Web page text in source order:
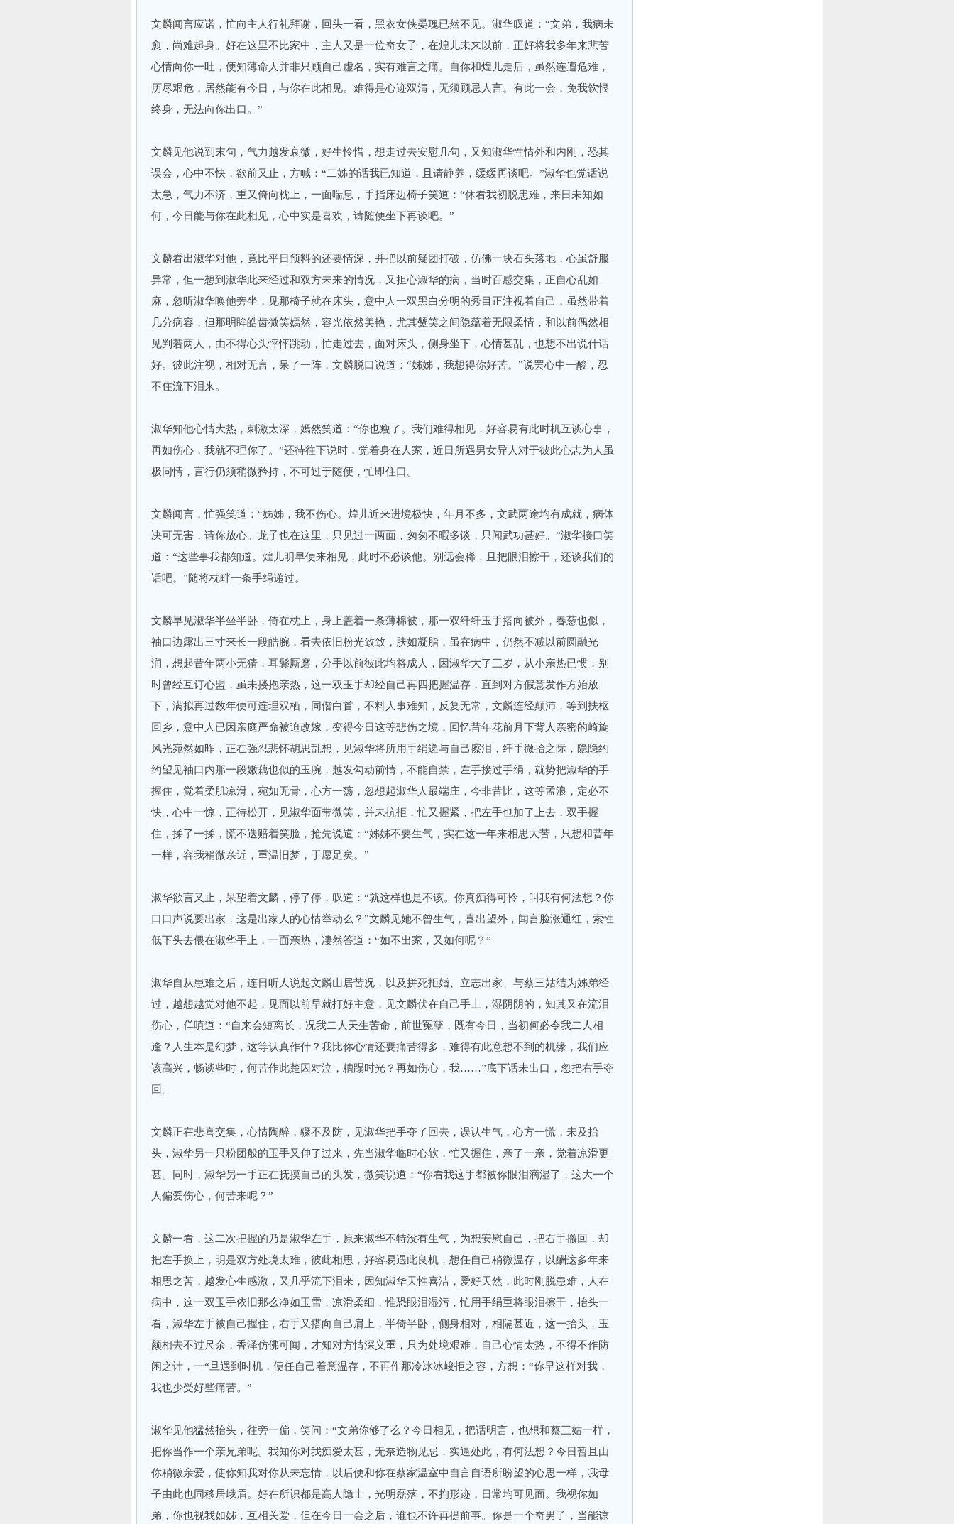
文麟闻言应诺，忙向主人行礼拜谢，回头一看，黑衣女侠晏瑰已然不见。淑华叹道：“文弟，我病未
愈，尚难起身。好在这里不比家中，主人又是一位奇女子，在煌儿未来以前，正好将我多年来悲苦
心情向你一吐，便知薄命人并非只顾自己虚名，实有难言之痛。自你和煌儿走后，虽然连遭危难，
历尽艰危，居然能有今日，与你在此相见。难得是心迹双清，无须顾忌人言。有此一会，免我饮恨
终身，无法向你出口。”
文麟见他说到末句，气力越发衰微，好生怜惜，想走过去安慰几句，又知淑华性情外和内刚，恐其
误会，心中不快，欲前又止，方喊：“二姊的话我已知道，且请静养，缓缓再谈吧。”淑华也觉话说
太急，气力不济，重又倚向枕上，一面喘息，手指床边椅子笑道：“休看我初脱患难，来日未知如
何，今日能与你在此相见，心中实是喜欢，请随便坐下再谈吧。”
文麟看出淑华对他，竟比平日预料的还要情深，并把以前疑团打破，仿佛一块石头落地，心虽舒服
异常，但一想到淑华此来经过和双方未来的情况，又担心淑华的病，当时百感交集，正自心乱如
麻，忽听淑华唤他旁坐，见那椅子就在床头，意中人一双黑白分明的秀目正注视着自己，虽然带着
几分病容，但那明眸皓齿微笑嫣然，容光依然美艳，尤其颦笑之间隐蕴着无限柔情，和以前偶然相
见判若两人，由不得心头怦怦跳动，忙走过去，面对床头，侧身坐下，心情甚乱，也想不出说什话
好。彼此注视，相对无言，呆了一阵，文麟脱口说道：“姊姊，我想得你好苦。”说罢心中一酸，忍
不住流下泪来。
淑华知他心情大热，刺激太深，嫣然笑道：“你也瘦了。我们难得相见，好容易有此时机互谈心事，
再如伤心，我就不理你了。”还待往下说时，觉着身在人家，近日所遇男女异人对于彼此心志为人虽
极同情，言行仍须稍微矜持，不可过于随便，忙即住口。
文麟闻言，忙强笑道：“姊姊，我不伤心。煌儿近来进境极快，年月不多，文武两途均有成就，病体
决可无害，请你放心。龙子也在这里，只见过一两面，匆匆不暇多谈，只闻武功甚好。”淑华接口笑
道：“这些事我都知道。煌儿明早便来相见，此时不必谈他。别远会稀，且把眼泪擦干，还谈我们的
话吧。”随将枕畔一条手绢递过。
文麟早见淑华半坐半卧，倚在枕上，身上盖着一条薄棉被，那一双纤纤玉手搭向被外，春葱也似，
袖口边露出三寸来长一段皓腕，看去依旧粉光致致，肤如凝脂，虽在病中，仍然不减以前圆融光
润，想起昔年两小无猜，耳鬓厮磨，分手以前彼此均将成人，因淑华大了三岁，从小亲热已惯，别
时曾经互订心盟，虽未搂抱亲热，这一双玉手却经自己再四把握温存，直到对方假意发作方始放
下，满拟再过数年便可连理双栖，同偕白首，不料人事难知，反复无常，文麟连经颠沛，等到扶枢
回乡，意中人已因亲庭严命被迫改嫁，变得今日这等悲伤之境，回忆昔年花前月下背人亲密的崎旋
风光宛然如昨，正在强忍悲怀胡思乱想，见淑华将所用手绢递与自己擦泪，纤手微抬之际，隐隐约
约望见袖口内那一段嫩藕也似的玉腕，越发勾动前情，不能自禁，左手接过手绢，就势把淑华的手
握住，觉着柔肌凉滑，宛如无骨，心方一荡，忽想起淑华人最端庄，今非昔比，这等孟浪，定必不
快，心中一惊，正待松开，见淑华面带微笑，并未抗拒，忙又握紧，把左手也加了上去，双手握
住，揉了一揉，慌不迭赔着笑脸，抢先说道：“姊姊不要生气，实在这一年来相思大苦，只想和昔年
一样，容我稍微亲近，重温旧梦，于愿足矣。”
淑华欲言又止，呆望着文麟，停了停，叹道：“就这样也是不该。你真痴得可怜，叫我有何法想？你
口口声说要出家，这是出家人的心情举动么？”文麟见她不曾生气，喜出望外，闻言脸涨通红，索性
低下头去偎在淑华手上，一面亲热，凄然答道：“如不出家，又如何呢？”
淑华自从患难之后，连日听人说起文麟山居苦况，以及拼死拒婚、立志出家、与蔡三姑结为姊弟经
过，越想越觉对他不起，见面以前早就打好主意，见文麟伏在自己手上，湿阴阴的，知其又在流泪
伤心，佯嗔道：“自来会短离长，况我二人天生苦命，前世冤孽，既有今日，当初何必令我二人相
逢？人生本是幻梦，这等认真作什？我比你心情还要痛苦得多，难得有此意想不到的机缘，我们应
该高兴，畅谈些时，何苦作此楚囚对泣，糟蹋时光？再如伤心，我……”底下话未出口，忽把右手夺
回。
文麟正在悲喜交集，心情陶醉，骤不及防，见淑华把手夺了回去，误认生气，心方一慌，未及抬
头，淑华另一只粉团般的玉手又伸了过来，先当淑华临时心软，忙又握住，亲了一亲，觉着凉滑更
甚。同时，淑华另一手正在抚摸自己的头发，微笑说道：“你看我这手都被你眼泪滴湿了，这大一个
人偏爱伤心，何苦来呢？”
文麟一看，这二次把握的乃是淑华左手，原来淑华不特没有生气，为想安慰自己，把右手撤回，却
把左手换上，明是双方处境太难，彼此相思，好容易遇此良机，想任自己稍微温存，以酬这多年来
相思之苦，越发心生感激，又几乎流下泪来，因知淑华天性喜洁，爱好天然，此时刚脱患难，人在
病中，这一双玉手依旧那么净如玉雪，凉滑柔细，惟恐眼泪湿污，忙用手绢重将眼泪擦干，抬头一
看，淑华左手被自己握住，右手又搭向自己肩上，半倚半卧，侧身相对，相隔甚近，这一抬头，玉
颜相去不过尺余，香泽仿佛可闻，才知对方情深义重，只为处境艰难，自己心情太热，不得不作防
闲之计，一“旦遇到时机，便任自己着意温存，不再作那冷冰冰峻拒之容，方想：“你早这样对我，
我也少受好些痛苦。”
淑华见他猛然抬头，往旁一偏，笑问：“文弟你够了么？今日相见，把话明言，也想和蔡三姑一样，
把你当作一个亲兄弟呢。我知你对我痴爱太甚，无奈造物见忌，实逼处此，有何法想？今日暂且由
你稍微亲爱，使你知我对你从未忘情，以后便和你在蔡家温室中自言自语所盼望的心思一样，我母
子由此也同移居峨眉。好在所识都是高人隐士，光明磊落，不拘形迹，日常均可见面。我视你如
弟，你也视我如姊，互相关爱，但在今日一会之后，谁也不许再提前事。你是一个奇男子，当能谅